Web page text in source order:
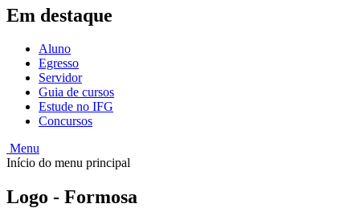
Em destaque
Aluno
Egresso
Servidor
Guia de cursos
Estude no IFG
Concursos
Menu
Início do menu principal
Logo - Formosa